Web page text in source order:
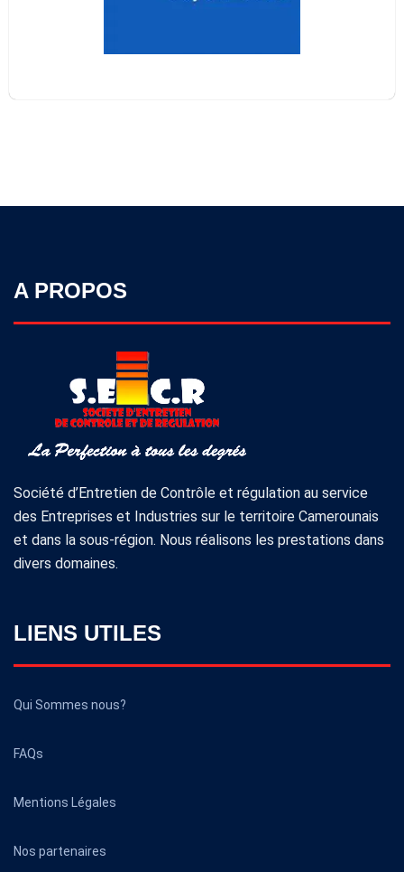
A PROPOS
Société d’Entretien de Contrôle et régulation au service
des Entreprises et Industries sur le territoire Camerounais
et dans la sous-région. Nous réalisons les prestations dans
divers domaines.
LIENS UTILES
Qui Sommes nous?
FAQs
Mentions Légales
Nos partenaires